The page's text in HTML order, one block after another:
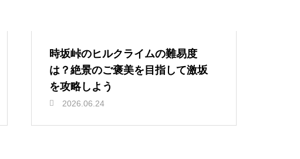
時坂峠のヒルクライムの難易度
は？絶景のご褒美を目指して激坂
を攻略しよう
2026.06.24